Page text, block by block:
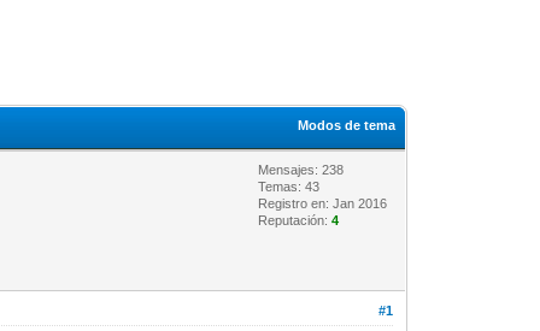
Modos de tema
Mensajes: 238
Temas: 43
Registro en: Jan 2016
Reputación:4
#1